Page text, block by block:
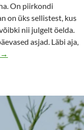
On piirkondi
on üks sellistest, kus
nii julgelt öelda.
asjad. Läbi aja,
Vahur Laiapea,
→